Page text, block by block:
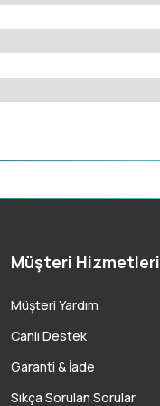
Müşteri Hizmetleri
Müşteri Yardım
Canlı Destek
Garanti & İade
Sıkça Sorulan Sorular